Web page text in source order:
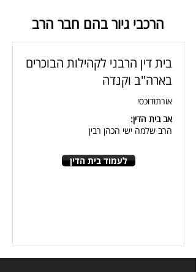
הרכבי גיור בהם חבר הרב
בית דין הרבני לקהילות הבוכרים
בארה"ב וקנדה
אורתודוכסי
אב בית הדין:
הרב שלמה ישי הכהן רבין
לעמוד בית הדין